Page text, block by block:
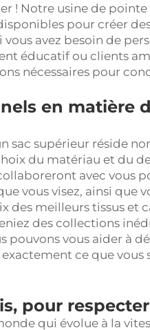
! Notre usine de
pour créer
avez besoin de
éducatif ou clients
nécessaires pour
en matière
sac supérieur réside
du matériau et du
avec vous
vous visez, ainsi que
des meilleurs tissus et
des collections
pouvons vous aider à
ce que
pour
qui évolue à la